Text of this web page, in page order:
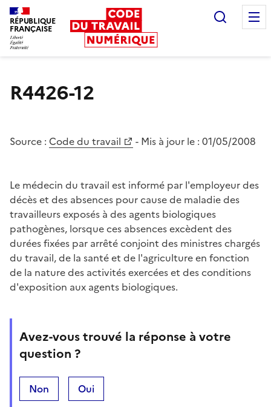
RÉPUBLIQUE
FRANÇAISE
R4426-12
Source : Code du travail - Mis à jour le : 01/05/2008
Le médecin du travail est informé par l'employeur des
décès et des absences pour cause de maladie des
travailleurs exposés à des agents biologiques
pathogènes, lorsque ces absences excèdent des
durées fixées par arrêté conjoint des ministres chargés
du travail, de la santé et de l'agriculture en fonction
de la nature des activités exercées et des conditions
d'exposition aux agents biologiques.
Avez-vous trouvé la réponse à votre
question ?
Non Oui